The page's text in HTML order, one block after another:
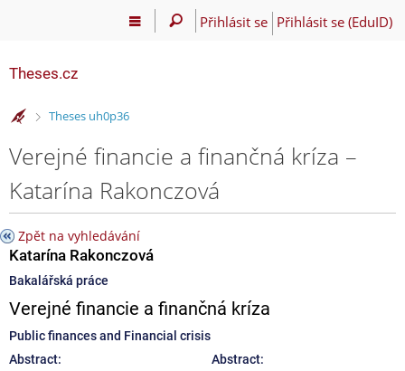
Přihlásit se Přihlásit se (EduID)
Theses.cz
>
Theses uh0p36
Verejné financie a finančná kríza –
Katarína Rakonczová
Zpět na vyhledávání
Katarína Rakonczová
Bakalářská práce
Verejné financie a finančná kríza
Public finances and Financial crisis
Abstract:
Abstract: